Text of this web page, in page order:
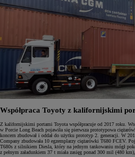
Współpraca Toyoty z kalifornijskimi
Z kalifornijskimi portami Toyota współpracuje od 2017 roku.
w Porcie Long Beach pojawiła się pierwsza prototypowa
koncern zbudował i oddał do użytku prototyp 2. generacji. W
Company zbudowała 10 egzemplarzy ciężarówki T680 FCEV.
T680s z silnikiem Diesla, który na jednym tankowaniu mógł
z pełnym załadunkiem 37 t miała zasięg ponad 300 mil (480